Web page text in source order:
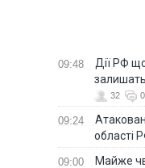
09:48
Дії РФ
32 0
09:24
області
09:00
Майже